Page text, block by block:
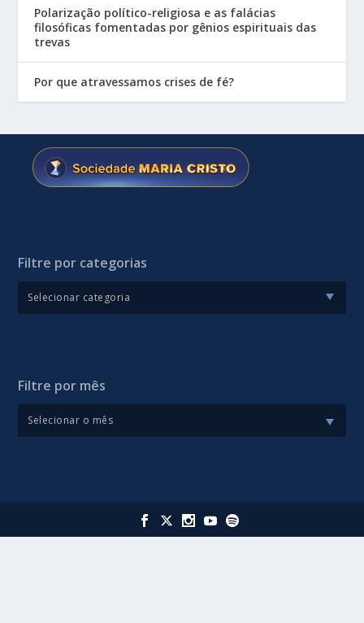
Polarização político-religiosa e as falácias
filosóficas fomentadas por gênios espirituais das
trevas
Por que atravessamos crises de fé?
Filtre por categorias
Filtre por mês